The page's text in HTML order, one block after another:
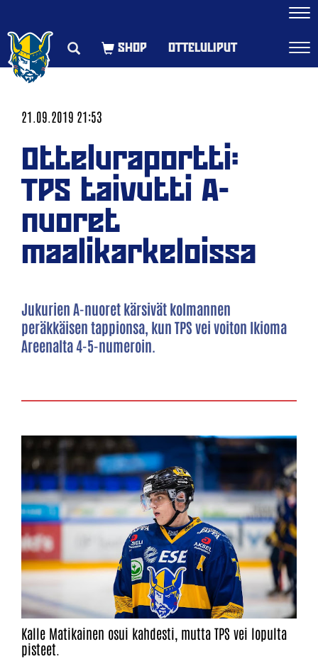
OTTELULIPUT
21.09.2019 21:53
Otteluraportti:
TPS taivutti A-
nuoret
maalikarkeloissa
Jukurien A-nuoret kärsivät kolmannen
peräkkäisen tappionsa, kun TPS vei voiton Ikioma
Areenalta 4-5-numeroin.
Kalle Matikainen osui kahdesti, mutta TPS vei lopulta
pisteet.